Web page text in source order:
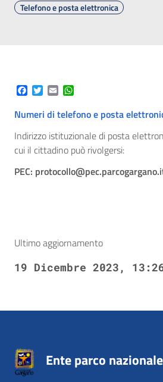
Telefono e posta elettronica
Facebook
Twitter
Email
Numeri di telefono e posta
Indirizzo istituzionale di posta
cui il cittadino può rivolgersi:
PEC:
Ultimo aggiornamento
19 Dicembre 2023,
Ente parco